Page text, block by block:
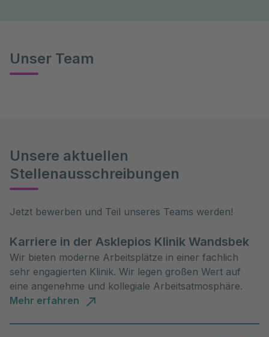
Unser Team
Unsere aktuellen
Stellenausschreibungen
Jetzt bewerben und Teil unseres Teams werden!
Karriere in der Asklepios Klinik Wandsbek
Wir bieten moderne Arbeitsplätze in einer fachlich
sehr engagierten Klinik. Wir legen großen Wert auf
eine angenehme und kollegiale Arbeitsatmosphäre.
Mehr erfahren